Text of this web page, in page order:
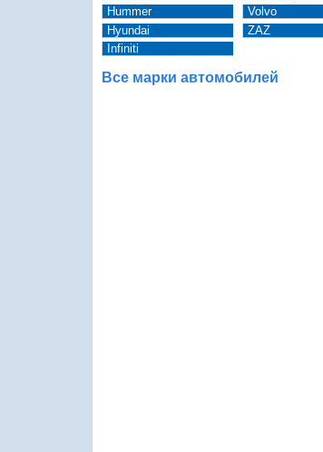
Hummer
Hyundai
Infiniti
Volvo
ZAZ
Все марки автомобилей